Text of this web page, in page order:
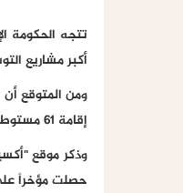
أكبر مشاريع
ومن المتوقع
إقامة 61 مستوطنة جديدة في الضفة الغربية.
حصلت مؤخراً